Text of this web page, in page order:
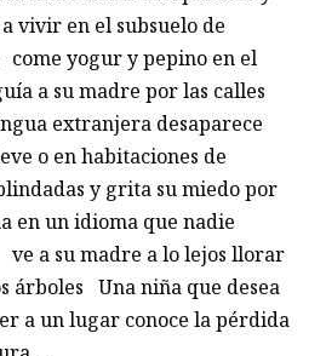
vivir en el subsuelo de
yogur y pepino en el
a su madre por las calles
extranjera desaparece
o en habitaciones de
y grita su miedo por
en un idioma que nadie
a su madre a lo lejos llorar
árboles Una niña que desea
a un lugar conoce la pérdida